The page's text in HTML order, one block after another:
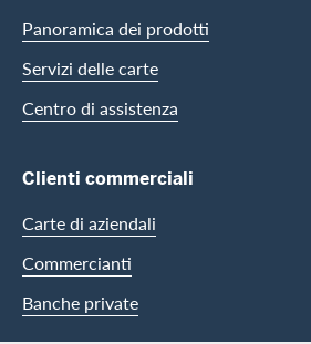
Panoramica dei prodotti
Servizi delle carte
Centro di assistenza
Clienti commerciali
Carte di aziendali
Commercianti
Banche private